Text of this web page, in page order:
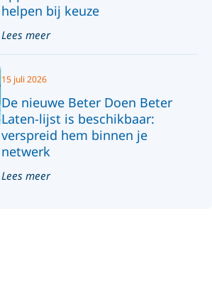
helpen bij keuze
Lees meer
De nieuwe Beter Doen Beter
Laten-lijst is beschikbaar:
verspreid hem binnen je
netwerk
15 juli 2026
Lees meer